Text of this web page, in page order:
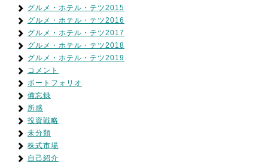
グルメ・ホテル・テツ2015
グルメ・ホテル・テツ2016
グルメ・ホテル・テツ2017
グルメ・ホテル・テツ2018
グルメ・ホテル・テツ2019
コメント
ポートフォリオ
備忘録
所感
投資戦略
未分類
株式市場
自己紹介